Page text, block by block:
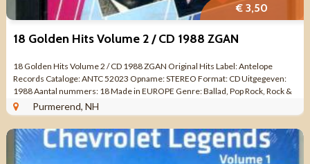
€ 3,50
18 Golden Hits Volume 2 / CD 1988 ZGAN
18 Golden Hits Volume 2 / CD 1988 ZGAN Original Hits Label: Antelope
Records Cataloge: ANTC 52023 Opname: STEREO Format: CD Uitgegeven:
1988 Aantal nummers: 18 Made in EUROPE Genre: Ballad, Pop Rock, Rock &
Roll, Classic ...
Purmerend, NH